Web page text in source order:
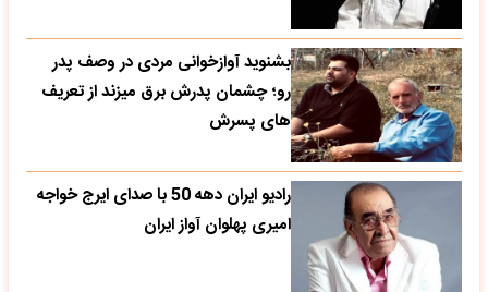
بشنوید آوازخوانی مردی در وصف پدر
رو؛ چشمان پدرش برق میزند از تعریف
های پسرش
رادیو ایران دهه 50 با صدای ایرج خواجه
امیری پهلوان آواز ایران